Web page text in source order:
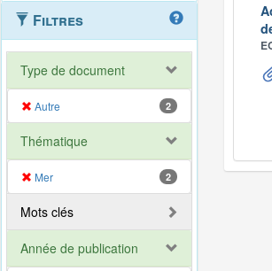
Filtres
Type de document
Autre 2
Thématique
Mer 2
Mots clés
Année de publication